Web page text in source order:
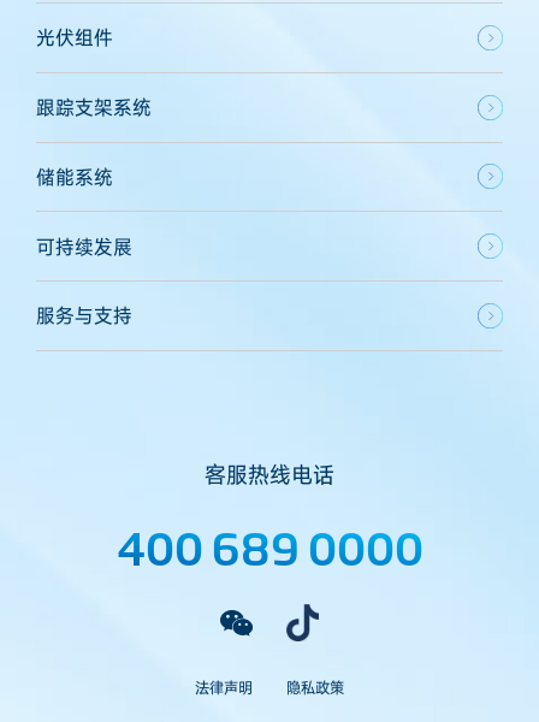
光伏组件
跟踪支架系统
储能系统
可持续发展
服务与支持
客服热线电话
400 689 0000
法律声明 隐私政策